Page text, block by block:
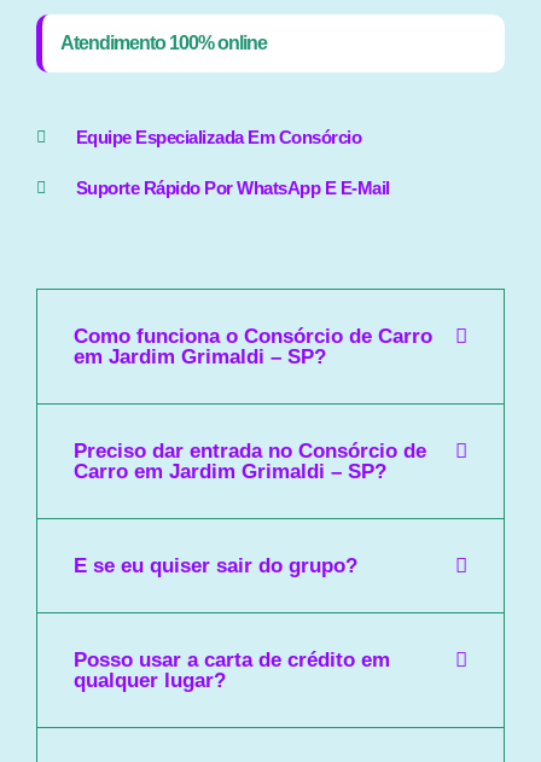
Atendimento 100% online
Equipe Especializada Em Consórcio
Suporte Rápido Por WhatsApp E E-Mail
Como funciona o Consórcio de Carro
em Jardim Grimaldi – SP?
Preciso dar entrada no Consórcio de
Carro em Jardim Grimaldi – SP?
E se eu quiser sair do grupo?
Posso usar a carta de crédito em
qualquer lugar?